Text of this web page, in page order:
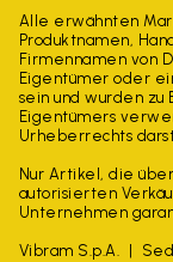
Alle erwähnten
Produktnamen,
Firmennamen von
Eigentümer oder
sein und wurden zu
Eigentümers
Urheberrechts
Nur Artikel, die
autorisierten
Unternehmen
Vibram S.p.A.